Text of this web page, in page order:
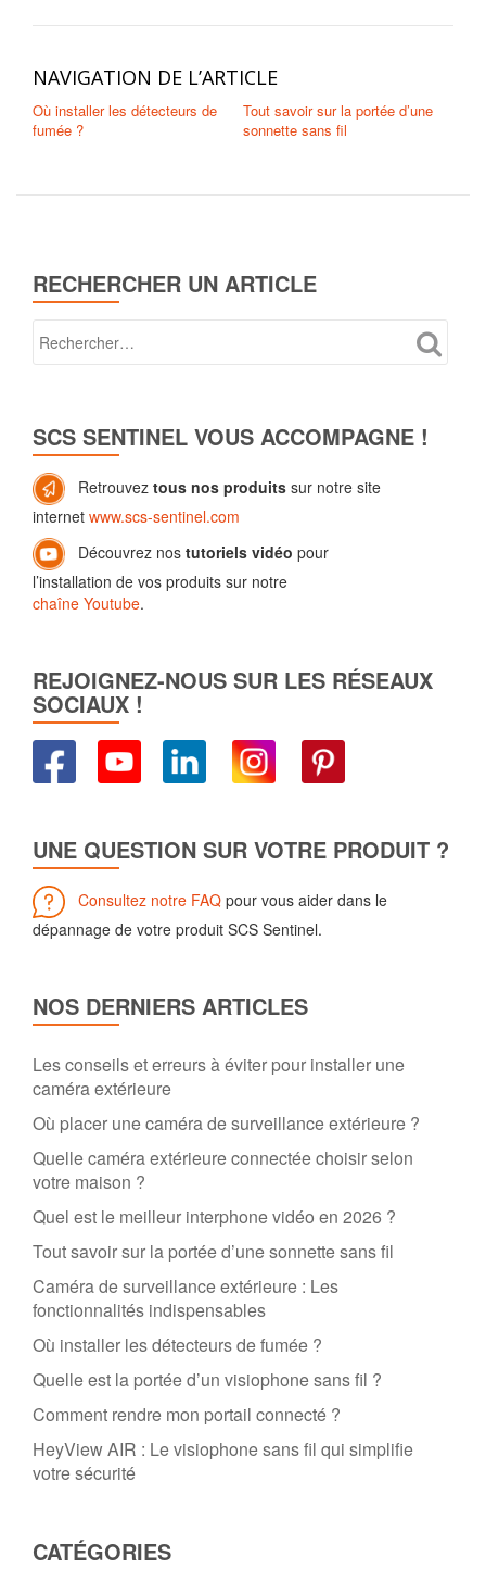
NAVIGATION DE L’ARTICLE
Où installer les détecteurs de
fumée ?
Tout savoir sur la portée d’une
sonnette sans fil
RECHERCHER UN ARTICLE
SCS SENTINEL VOUS ACCOMPAGNE !
Retrouvez tous nos produits sur notre site
internet www.scs-sentinel.com
Découvrez nos tutoriels vidéo pour
l’installation de vos produits sur notre
chaîne Youtube.
REJOIGNEZ-NOUS SUR LES RÉSEAUX
SOCIAUX !
UNE QUESTION SUR VOTRE PRODUIT ?
Consultez notre FAQ pour vous aider dans le
dépannage de votre produit SCS Sentinel.
NOS DERNIERS ARTICLES
Les conseils et erreurs à éviter pour installer une
caméra extérieure
Où placer une caméra de surveillance extérieure ?
Quelle caméra extérieure connectée choisir selon
votre maison ?
Quel est le meilleur interphone vidéo en 2026 ?
Tout savoir sur la portée d’une sonnette sans fil
Caméra de surveillance extérieure : Les
fonctionnalités indispensables
Où installer les détecteurs de fumée ?
Quelle est la portée d’un visiophone sans fil ?
Comment rendre mon portail connecté ?
HeyView AIR : Le visiophone sans fil qui simplifie
votre sécurité
CATÉGORIES